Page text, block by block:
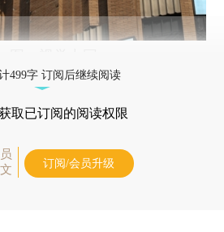
499字 订阅后继续阅读
取已订阅的阅读权限
订阅/会员升级